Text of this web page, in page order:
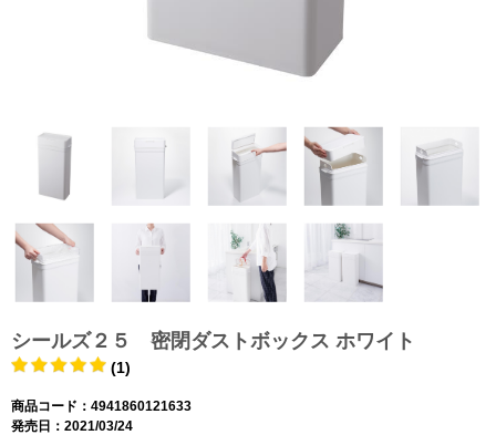
シールズ２５ 密閉ダストボックス ホワイト
(1)
商品コード：4941860121633
発売日：2021/03/24